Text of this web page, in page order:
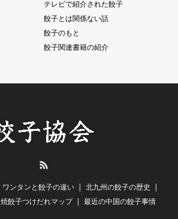
テレビで紹介された餃子
餃子とは関係ない話
餃子のもと
餃子関連書籍の紹介
ワンタンと餃子の違い
北九州の餃子の歴史
焼餃子つけだれマップ 最近の中国の餃子事情